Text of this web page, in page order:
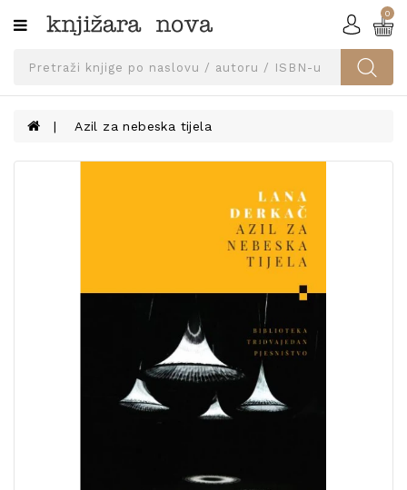
Kategorije
SVEUČILIŠNA
UDŽBENICI
KNJIGE
UDŽBENIKE!
0
Azil za nebeska tijela